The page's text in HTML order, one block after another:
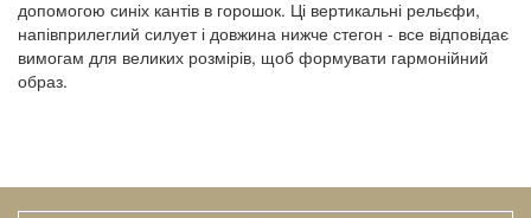
допомогою синіх кантів в горошок. Ці вертикальні рельєфи,
напівприлеглий силует і довжина нижче стегон - все відповідає
вимогам для великих розмірів, щоб формувати гармонійний
образ.